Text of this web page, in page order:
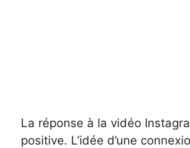
La réponse à la vidéo
positive. L’idée d’une